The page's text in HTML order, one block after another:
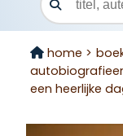
Zoekveld
home >
een heerlijke